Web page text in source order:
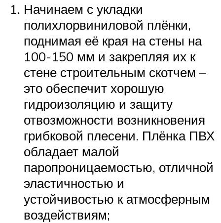
Начинаем с укладки
полихлорвиниловой плёнки,
поднимая её края на стены на
100-150 мм и закрепляя их к
стене строительным скотчем –
это обеспечит хорошую
гидроизоляцию и защиту
отвозможности возникновения
грибковой плесени. Плёнка ПВХ
обладает малой
паропроницаемостью, отличной
эластичностью и
устойчивостью к атмосферным
воздействиям;